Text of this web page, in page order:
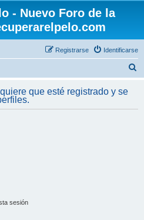
- Nuevo Foro de la
Identificarse
Registrarse
c
que esté registrado y se
sesión